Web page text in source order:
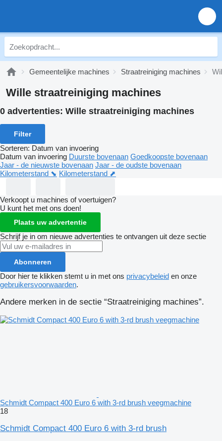
Gemeentelijke machines Straatreiniging machines
Wille straatreiniging machines
0 advertenties: Wille straatreiniging machines
Filter
Sorteren: Datum van invoering
Datum van invoering Duurste bovenaan Goedkoopste bovenaan
Jaar - de nieuwste bovenaan Jaar - de oudste bovenaan
Kilometerstand ⬊ Kilometerstand ⬈
Verkoopt u machines of voertuigen?
U kunt het met ons doen!
Plaats uw advertentie
Schrijf je in om nieuwe advertenties te ontvangen uit deze sectie
Abonneren
Door hier te klikken stemt u in met ons privacybeleid en onze
gebruikersvoorwaarden.
Andere merken in de sectie “Straatreiniging machines”.
Schmidt Compact 400 Euro 6 with 3-rd brush veegmachine
18
Schmidt Compact 400 Euro 6 with 3-rd brush